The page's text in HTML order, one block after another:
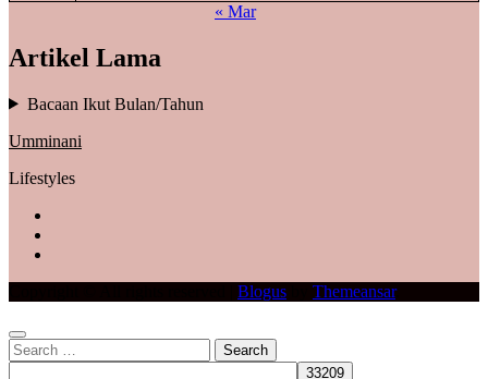
« Mar
Artikel Lama
Bacaan Ikut Bulan/Tahun
Umminani
Lifestyles
Blogus Themeansar.
Search
for: